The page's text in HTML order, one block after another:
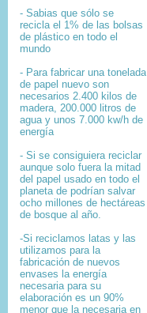
- Sabias que sólo se
recicla el 1% de las bolsas
de plástico en todo el
mundo
- Para fabricar una tonelada
de papel nuevo son
necesarios 2.400 kilos de
madera, 200.000 litros de
agua y unos 7.000 kw/h de
energía
- Si se consiguiera reciclar
aunque solo fuera la mitad
del papel usado en todo el
planeta de podrían salvar
ocho millones de hectáreas
de bosque al año.
-Si reciclamos latas y las
utilizamos para la
fabricación de nuevos
envases la energía
necesaria para su
elaboración es un 90%
menor que la necesaria en